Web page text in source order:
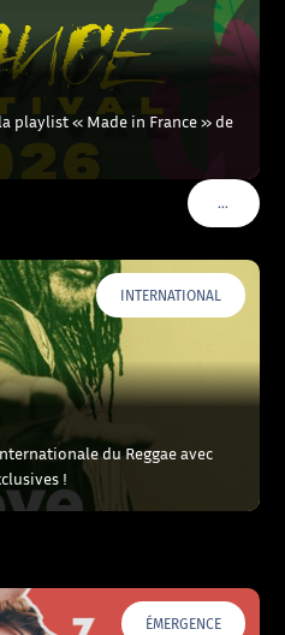
playlist « Made in France » de
…VOIR
INTERNATIONAL
du Reggae avec
!
ÉMERGENCE